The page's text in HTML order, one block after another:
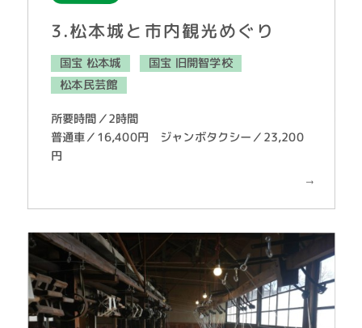
3.松本城と市内観光めぐり
国宝 松本城 国宝 旧開智学校
松本民芸館
所要時間／2時間
普通車／16,400円 ジャンボタクシー／23,200
円